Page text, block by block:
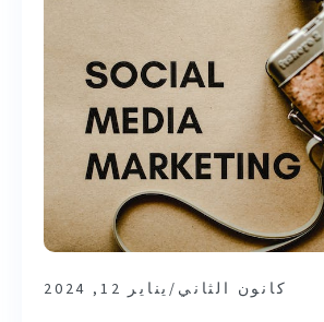
كانون الثاني/يناير 12, 2024